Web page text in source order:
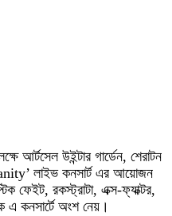
আর্টসেল উইন্টার গার্ডেন, শেরাটন
লাইভ কনসার্ট এর আয়োজন
ফেইট, রকস্ট্রাটা, এক্স-ফ্যাক্টর,
এ কনসার্টে অংশ নেয়।